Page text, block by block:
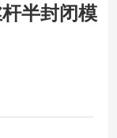
半封闭模